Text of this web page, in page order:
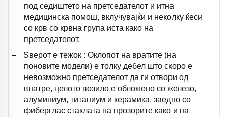
под седиштето на претседателот и итна
медицинска помош, вклучувајќи и неколку ќеси
со крв со крвна група иста како на
претседателот.
–
Ѕверот е тежок : Оклопот на вратите (на
поновите модели) е толку дебел што скоро е
невозможно претседателот да ги отвори од
внатре, целото возило е обложено со железо,
алуминиум, титаниум и керамика, заедно со
фиберглас стаклата на прозорите како и на